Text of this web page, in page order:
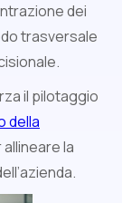
dei
trasversale
il pilotaggio
della
la